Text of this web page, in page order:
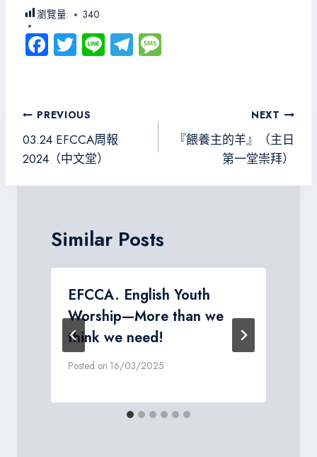
瀏覽量: 340
Fa
o
ok
T
er
Li Te
文
章
導
覽
PREVIOUS
03.24 EFCCA周報
2024（中文堂）
NEXT
『餵養主的羊』（主日
第一堂崇拜）
Similar Posts
EFCCA. English Youth
Worship—More than we
think we need!
Posted on 16/03/2025